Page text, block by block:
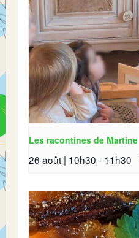
Les racontines de Martine
26 août | 10h30 - 11h30